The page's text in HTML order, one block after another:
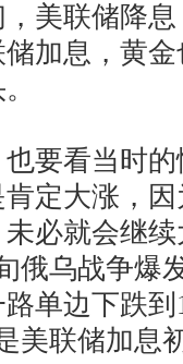
美联储降
加息，黄
看当时的
定大涨，
必就会继
俄乌战争爆
单边下跌
美联储加息